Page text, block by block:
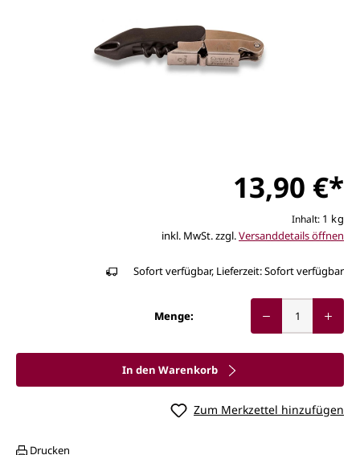
13,90 €*
Inhalt: 1 kg
inkl. MwSt. zzgl.Versanddetails öffnen
Sofort verfügbar, Lieferzeit: Sofort verfügbar
Menge:
In den Warenkorb
Zum Merkzettel hinzufügen
Drucken